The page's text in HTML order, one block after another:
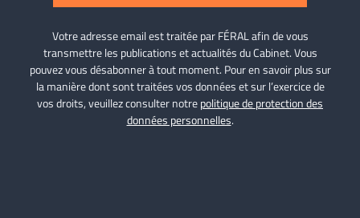
Votre adresse email est traitée par FÉRAL afin de vous
transmettre les publications et actualités du Cabinet. Vous
pouvez vous désabonner à tout moment. Pour en savoir plus sur
la manière dont sont traitées vos données et sur l’exercice de
vos droits, veuillez consulter notrepolitique de protection des
données personnelles.